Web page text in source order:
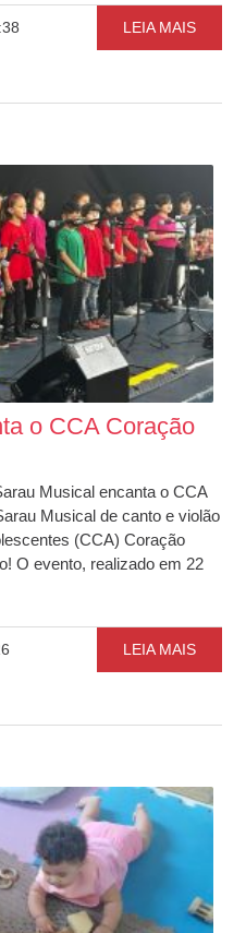
LEIA MAIS
o CCA Coração
Musical encanta o CCA
Musical de canto e violão
(CCA) Coração
O evento, realizado em 22
LEIA MAIS